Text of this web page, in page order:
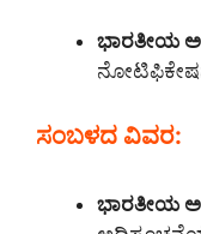
ಭಾರತೀಯ
ಸಂಬಳದ ವಿವರ:
ಭಾರತೀಯ